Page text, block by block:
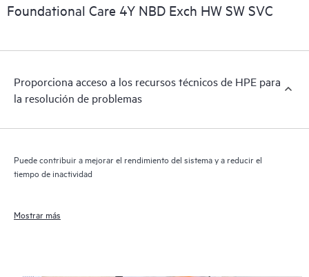
Foundational Care 4Y NBD Exch HW SW SVC
Proporciona acceso a los recursos técnicos de HPE para
la resolución de problemas
Puede contribuir a mejorar el rendimiento del sistema y a reducir el
tiempo de inactividad
Mostrar más